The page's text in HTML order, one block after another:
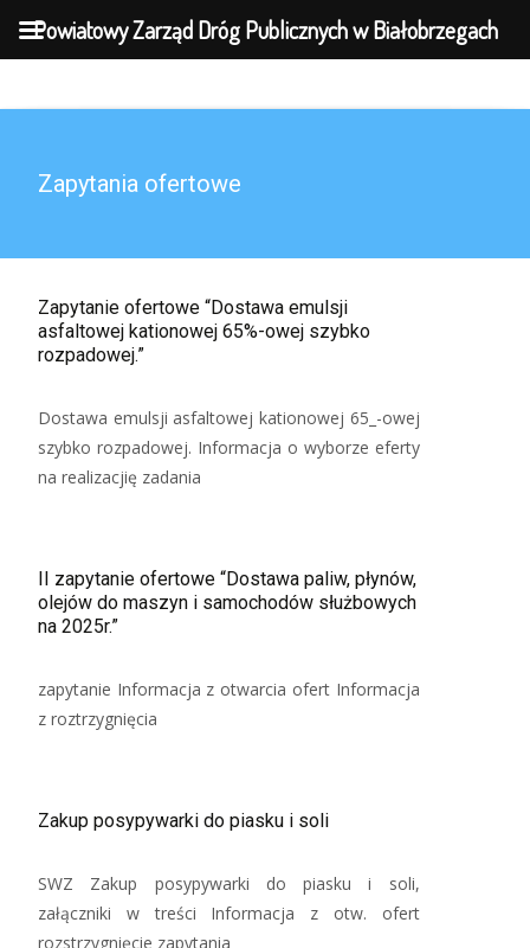
Zapytania ofertowe
Zapytanie ofertowe “Dostawa emulsji
asfaltowej kationowej 65%-owej szybko
rozpadowej.”
Dostawa emulsji asfaltowej kationowej 65_-owej
szybko rozpadowej. Informacja o wyborze eferty
na realizacjię zadania
II zapytanie ofertowe “Dostawa paliw, płynów,
olejów do maszyn i samochodów służbowych
na 2025r.”
zapytanie Informacja z otwarcia ofert Informacja
z roztrzygnięcia
Zakup posypywarki do piasku i soli
SWZ Zakup posypywarki do piasku i soli,
załączniki w treści Informacja z otw. ofert
rozstrzygnięcie zapytania
Powiatowy Zarząd Dróg Publicznych w Białobrzegach
MENU